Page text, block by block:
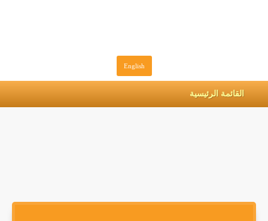
English
القائمة الرئيسية